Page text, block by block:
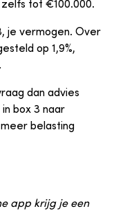
tot €100.000.
je vermogen. Over
op 1,9%,
dan advies
box 3 naar
belasting
app krijg je een